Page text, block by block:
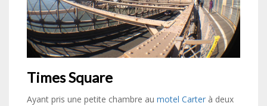
Times Square
Ayant pris une petite chambre au motel Carter à deux